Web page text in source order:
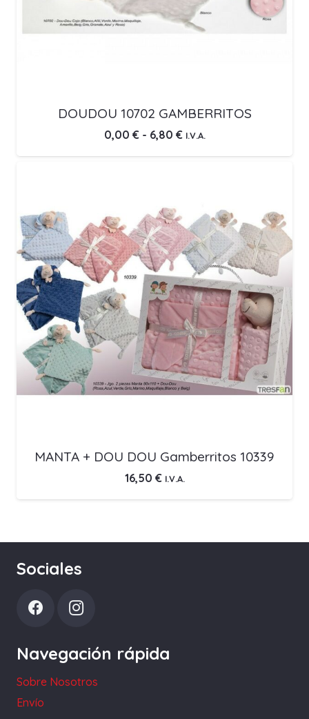
DOUDOU 10702 GAMBERRITOS
0,00 € - 6,80 €Rango
de
0,00 €
hasta
6,80 €
I.V.A.
MANTA + DOU DOU Gamberritos 10339
16,50 € I.V.A.
Sociales
Navegación rápida
Sobre Nosotros
Envío